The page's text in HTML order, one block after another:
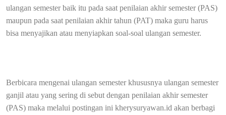
ulangan semester baik itu pada saat penilaian akhir semester (PAS)
maupun pada saat penilaian akhir tahun (PAT) maka guru harus
bisa menyajikan atau menyiapkan soal-soal ulangan semester.
Berbicara mengenai ulangan semester khususnya ulangan semester
ganjil atau yang sering di sebut dengan penilaian akhir semester
(PAS) maka melalui postingan ini kherysuryawan.id akan berbagi